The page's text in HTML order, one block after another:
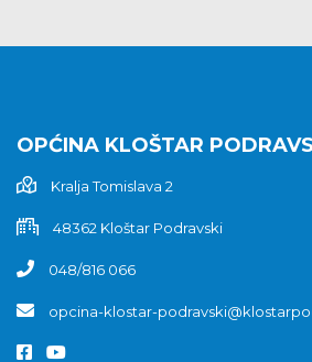
OPĆINA KLOŠTAR
Kralja Tomislava 2
48362 Kloštar Podravski
048/816 066
opcina-klostar-